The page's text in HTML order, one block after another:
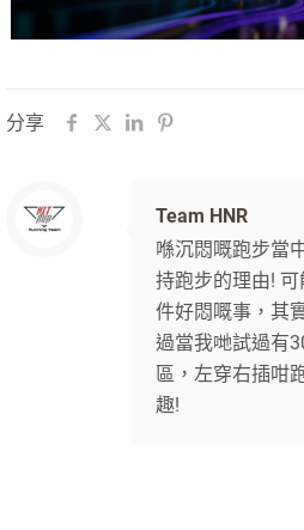
分享
Team HNR
喺沉悶嘅跑步當
持跑步的理由!
件好悶嘅事，其
過當我哋試過有
區，左穿右插咁
趣!